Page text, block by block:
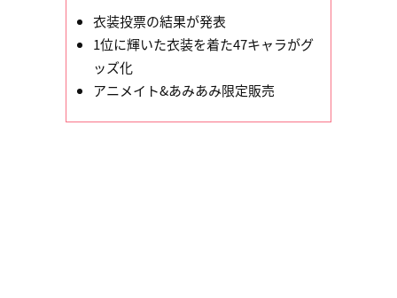
衣装投票の結果が発表
1位に輝いた衣装を着た47キャラがグ
ッズ化
アニメイト&あみあみ限定販売